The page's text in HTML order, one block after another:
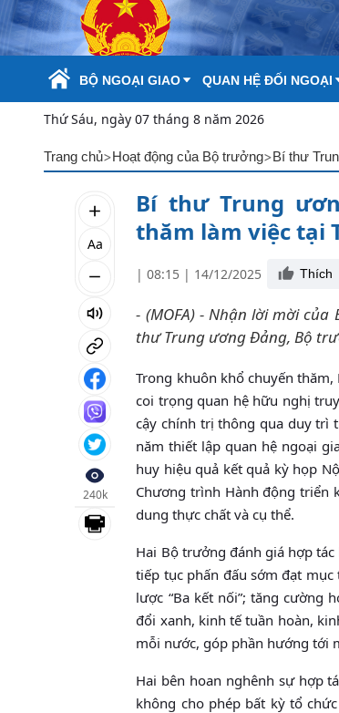
Skip to Main Content
BỘ NGOẠI GIAO QUAN HỆ ĐỐI NGOẠI
Thứ Sáu, ngày 07 tháng 8 năm 2026
Trang chủ>Hoạt động của Bộ trưởng>Bí thư
Aa
240k
Bí thư Trung
thăm làm việc tại
| 08:15 | 14/12/2025 Thích
- (MOFA) - Nhận lời mời
thư Trung ương Đảng, Bộ
Trong khuôn khổ chuyến
coi trọng quan hệ hữu nghị
cậy chính trị thông qua duy trì
năm thiết lập quan hệ ngoại
huy hiệu quả kết quả kỳ họp
Chương trình Hành động triển
dung thực chất và cụ thể.
Hai Bộ trưởng đánh giá hợp
tiếp tục phấn đấu sớm đạt
lược “Ba kết nối”; tăng cường
đổi xanh, kinh tế tuần hoàn,
mỗi nước, góp phần hướng tới
Hai bên hoan nghênh sự hợp
không cho phép bất kỳ tổ